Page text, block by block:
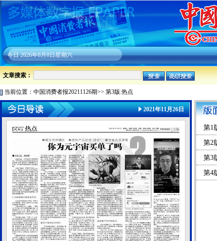
今日2026年8月8日星期六
文章搜索：
当前位置： 中国消费者报20211126期>> 第3版:热点
2021年11月26日
第1
第2
第3
第4